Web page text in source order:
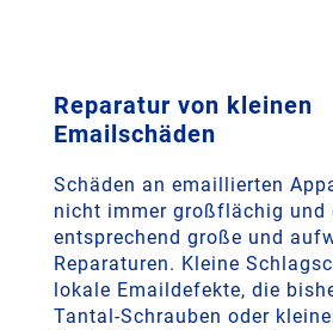
Reparatur von kleinen
Emailschäden
Schäden an emaillierten
nicht immer großflächig und
entsprechend große und
Reparaturen. Kleine
lokale Emaildefekte, die
Tantal‑Schrauben oder